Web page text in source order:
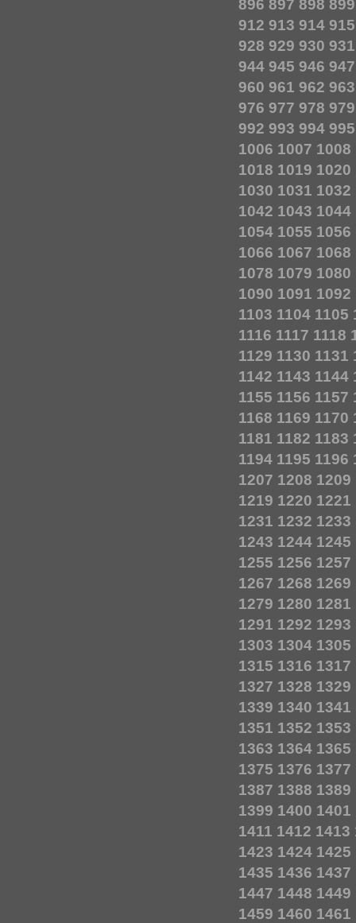
896 897 898 899
912 913 914 915
928 929 930 931
944 945 946 947
960 961 962 963
976 977 978 979
992 993 994 995
1006 1007 1008
1018 1019 1020
1030 1031 1032
1042 1043 1044
1054 1055 1056
1066 1067 1068
1078 1079 1080
1090 1091 1092
1103 1104 1105
1116 1117 1118
1129 1130 1131
1142 1143 1144
1155 1156 1157
1168 1169 1170
1181 1182 1183
1194 1195 1196
1207 1208 1209
1219 1220 1221
1231 1232 1233
1243 1244 1245
1255 1256 1257
1267 1268 1269
1279 1280 1281
1291 1292 1293
1303 1304 1305
1315 1316 1317
1327 1328 1329
1339 1340 1341
1351 1352 1353
1363 1364 1365
1375 1376 1377
1387 1388 1389
1399 1400 1401
1411 1412 1413
1423 1424 1425
1435 1436 1437
1447 1448 1449
1459 1460 1461